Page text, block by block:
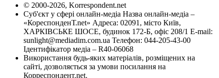
© 2000-2026, Korrespondent.net
Суб'єкт у сфері онлайн-медіа Назва онлайн-медіа –
«КореспонденТ.net» Адреса: 02091, місто Київ,
ХАРКІВСЬКЕ ШОСЕ, будинок 172-Б, офіс 208/1 E-mail:
sunlight@mediadim.com.ua Телефон: 044-205-43-00
Ідентифікатор медіа – R40-06068
Використання будь-яких матеріалів, розміщених на
сайті, дозволяється за умови посилання на
Корреспондент.net.